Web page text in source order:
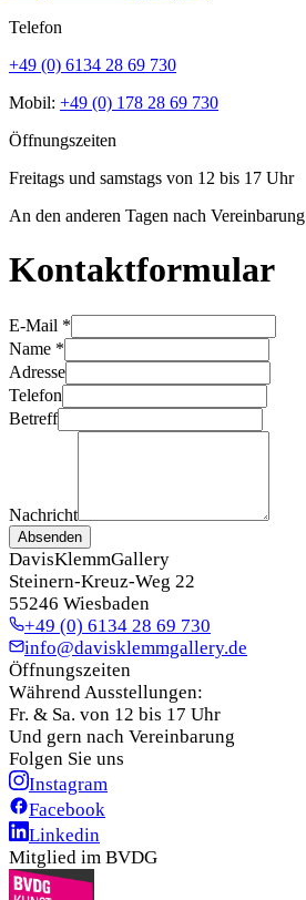
Telefon
+49 (0) 6134 28 69 730
Mobil: +49 (0) 178 28 69 730
Öffnungszeiten
Freitags und samstags von 12 bis 17 Uhr
An den anderen Tagen nach Vereinbarung
Kontaktformular
E-Mail *
Name *
Adresse
Telefon
Betreff
Nachricht
Absenden
DavisKlemmGallery
Steinern-Kreuz-Weg 22
55246 Wiesbaden
+49 (0) 6134 28 69 730
info@davisklemmgallery.de
Öffnungszeiten
Während Ausstellungen:
Fr. & Sa. von 12 bis 17 Uhr
Und gern nach Vereinbarung
Folgen Sie uns
Instagram
Facebook
Linkedin
Mitglied im BVDG